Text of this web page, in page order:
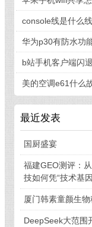
console线是什么线
华为p30有防水功
b站手机客户端闪退
美的空调e61什么
最近发表
国厨盛宴
福建GEO测评：
技如何凭“技术基
厦门韩素童颜生
DeepSeek大范围